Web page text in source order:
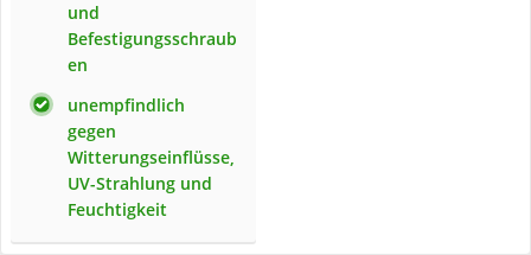
und
Befestigungsschraub
en
unempfindlich
gegen
Witterungseinflüsse,
UV-Strahlung und
Feuchtigkeit